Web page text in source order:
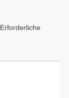
Erforderliche